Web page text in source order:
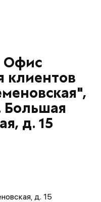
Офис
клиентов
Большая
д. 15
д. 15